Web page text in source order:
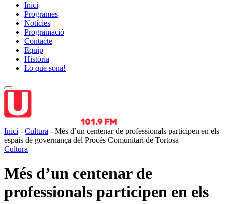
Inici
Programes
Notícies
Programació
Contacte
Equip
Història
Lo que sona!
Inici - Cultura - Més d’un centenar de professionals participen en els
espais de governança del Procés Comunitari de Tortosa
Cultura
Més d’un centenar de
professionals participen en els